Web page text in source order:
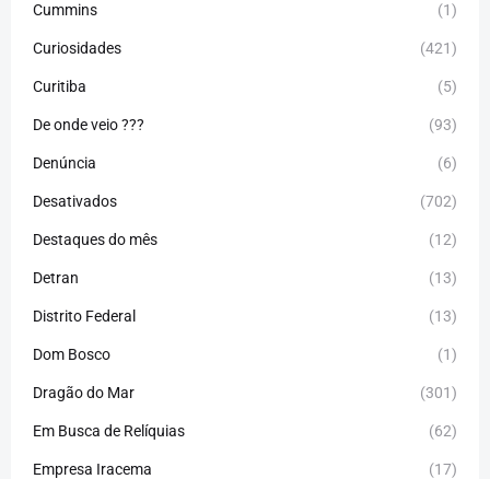
Cummins (1)
Curiosidades (421)
Curitiba (5)
De onde veio ??? (93)
Denúncia (6)
Desativados (702)
Destaques do mês (12)
Detran (13)
Distrito Federal (13)
Dom Bosco (1)
Dragão do Mar (301)
Em Busca de Relíquias (62)
Empresa Iracema (17)